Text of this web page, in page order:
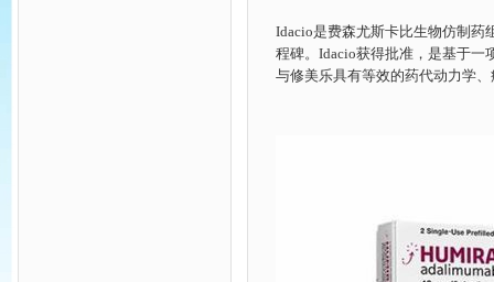
Idacio是费森尤斯卡比生物仿制药
程碑。Idacio获得批准，是基于一
与修美乐具有等效的药代动力学